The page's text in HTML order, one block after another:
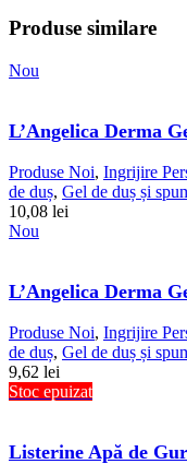
Produse similare
Nou
L’Angelica Derma
Produse Noi, Ingrijire
de duș, Gel de duș și
10,08 lei
Nou
L’Angelica Derma
Produse Noi, Ingrijire
de duș, Gel de duș și
9,62 lei
Stoc epuizat
Listerine Apă de